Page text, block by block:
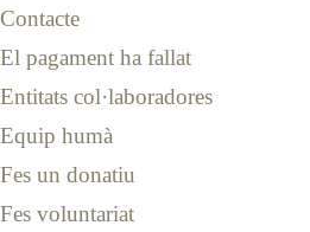
Contacte
El pagament ha fallat
Entitats col·laboradores
Equip humà
Fes un donatiu
Fes voluntariat